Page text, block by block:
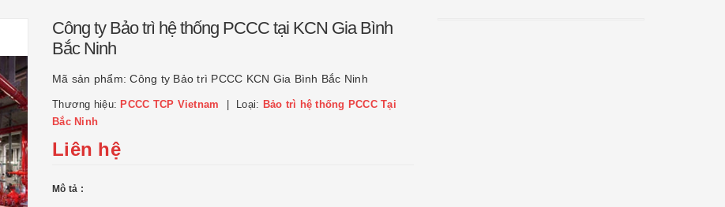
Công ty Bảo trì hệ thống PCCC tại KCN Gia Bình
Bắc Ninh
Mã sản phẩm:Công ty Bảo trì PCCC KCN Gia Bình Bắc Ninh
Thương hiệu: PCCC TCP Vietnam Loại: Bảo trì hệ thống PCCC Tại
Bắc Ninh
Liên hệ
Mô tả :